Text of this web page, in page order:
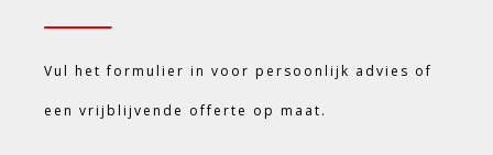
Vul het formulier in voor persoonlijk advies of
een vrijblijvende offerte op maat.